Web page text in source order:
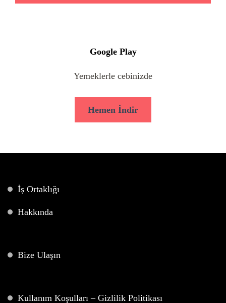
Google Play
Yemeklerle cebinizde
Hemen İndir
İş Ortaklığı
Hakkında
Bize Ulaşın
Kullanım Koşulları – Gizlilik Politikası